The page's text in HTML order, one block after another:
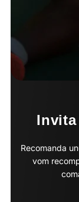
Invita
Recomanda
vom